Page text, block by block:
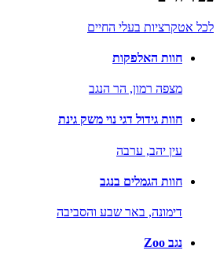
לכל אטקרציות בעלי החיים
חוות האלפקות
מצפה רמון, הר הנגב
חוות גידול דגי נוי משק גינת
עין יהב, ערבה
חוות הגמלים בנגב
דימונה, באר שבע והסביבה
נגב Zoo